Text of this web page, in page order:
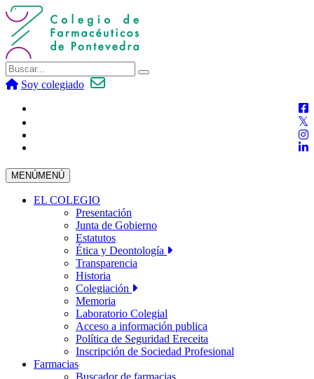
Soy colegiado
MENÚMENÚ
EL COLEGIO
Presentación
Junta de Gobierno
Estatutos
Ética y Deontología
Transparencia
Historia
Colegiación
Memoria
Laboratorio Colegial
Acceso a información publica
Política de Seguridad Ereceita
Inscripción de Sociedad Profesional
Farmacias
Buscador de farmacias